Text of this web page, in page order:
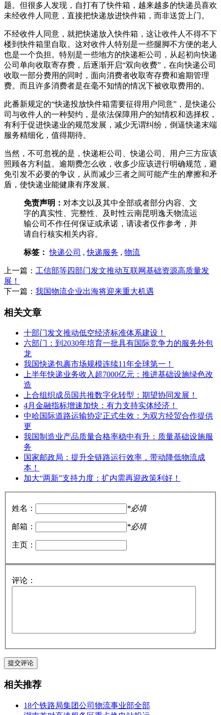
题。但很多人发现，自打有了快件箱，越来越多的快递员喜欢
未经收件人同意，直接把快递放进快件箱，而非送货上门。
不经收件人同意，就把快递放入快件箱，这让收件人不得不下
楼到快件箱里自取。这对收件人特别是一些腿脚不方便的老人
也是一个负担。特别是一些地方的快递柜公司，从起初向快递
公司单向收取寄存费，后逐渐开启“双向收费”，在向快递公司
收取一部分费用的同时，面向消费者收取寄存费和逾期管理
费。而且许多消费者是在毫不知情的情况下被收取费用的。
此番新规定的“快递投放快件箱需要征得用户同意”，是快递公
司与收件人的一种契约，是依法保障用户的知情权和选择权，
有利于促进快递业的规范发展，减少无谓纠纷，倒逼快递末端
服务精细化，值得期待。
当然，不可忽视的是，快递柜公司、快递公司、用户三方应该
照顾各方利益。逾期费怎么收，收多少应该进行明确规范，避
免引发不必要的争议，从而减少三者之间可能产生的摩擦和矛
盾，使快递业能健康有序发展。
免责声明： 对本文以及其中全部或者部分内容、文
字的真实性、完整性、及时性云南昆明逸天物流运
输公司不作任何保证或承诺，请读者仅作参考，并
请自行核实相关内容。
标签： 快递公司 ,快递服务 , 物流
上一篇： 工信部等四部门发文推动互联网基础资源高质量发
展！
下一篇： 我国物流企业出海将迎来重大机遇
相关文章
十部门发文推动低空经济标准体系建设！
六部门：到2030年培育一批具有国际竞争力的服务外包
龙
我国快递包裹市场规模连续11年全球第一！
上半年快递业务收入超7000亿元：推进基础设施绿色改
造
上合组织成员国共推数字化转型：期望协同发展！
4月金融指标增速加快：有力支持实体经济！
中哈国际道路运输协定正式生效：为双方经贸合作提供
更
我国制造业产品质量合格率稳中有升：质量基础设施服
务
国家邮政局：提升全链路运行效率，带动降低物流成
本！
加大“两新”支持力度：扩内需再迎政策利好！
姓名： *必填
邮箱： *必填
主页：
评论：
相关推荐
18个铁路局集团公司物流事业部全部